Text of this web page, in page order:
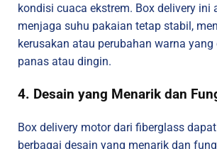
kondisi cuaca ekstrem. Box delivery ini
menjaga suhu pakaian tetap stabil,
kerusakan atau perubahan warna
panas atau dingin.
4. Desain yang Menarik dan
Box delivery motor dari fiberglass
berbagai desain yang menarik dan